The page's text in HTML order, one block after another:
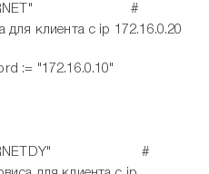
#
для клиента с ip 172.16.0.20
:= "172.16.0.10"
#